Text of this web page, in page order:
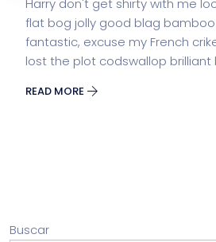
Harry don't get shirty with me
flat bog jolly good blag
fantastic, excuse my French
lost the plot codswallop brilliant
READ MORE
Buscar